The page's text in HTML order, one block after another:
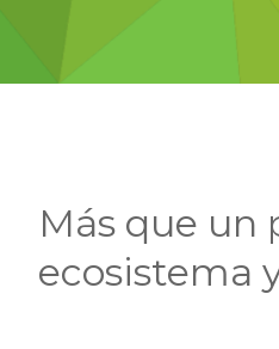
Más que
ecosistema